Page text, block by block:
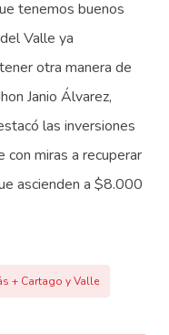
tenemos buenos
Valle ya
otra manera de
Janio Álvarez,
las inversiones
con miras a recuperar
ascienden a $8.000
+ Cartago y Valle